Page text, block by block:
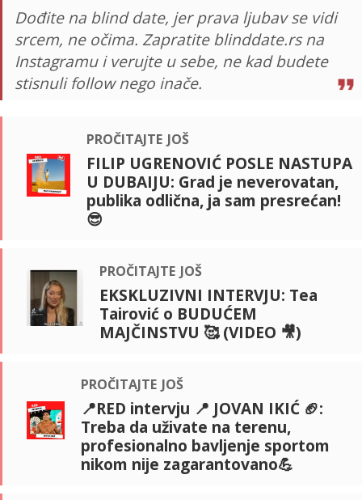
Dođite na blind date, jer prava ljubav se vidi
srcem, ne očima. Zapratite blinddate.rs na
Instagramu i verujte u sebe, ne kad budete
stisnuli follow nego inače.
pročitajte još
FILIP UGRENOVIĆ POSLE NASTUPA
U DUBAIJU: Grad je neverovatan,
publika odlična, ja sam presrećan!
😎
pročitajte još
EKSKLUZIVNI INTERVJU: Tea
Tairović o BUDUĆEM
MAJČINSTVU 🥰 (VIDEO 🎥)
pročitajte još
📍RED intervju 📍 JOVAN IKIĆ 🏈:
Treba da uživate na terenu,
profesionalno bavljenje sportom
nikom nije zagarantovano💪